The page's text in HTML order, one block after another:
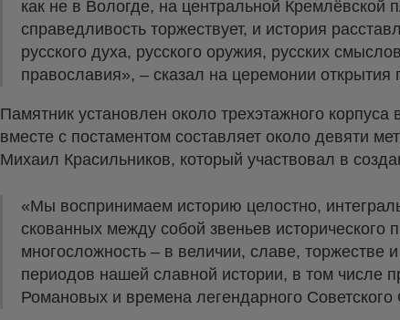
как не в Вологде, на центральной Кремлёвской
справедливость торжествует, и история
русского духа, русского оружия, русских
православия», – сказал на церемонии
Памятник установлен около трехэтажного
вместе с постаментом составляет около девяти
Михаил Красильников, который участвовал в
«Мы воспринимаем историю целостно,
скованных между собой звеньев
многосложность – в величии, славе, торжестве
периодов нашей славной истории, в том числе
Романовых и времена легендарного